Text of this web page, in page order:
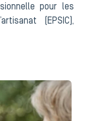
pour les
(EPSIC),